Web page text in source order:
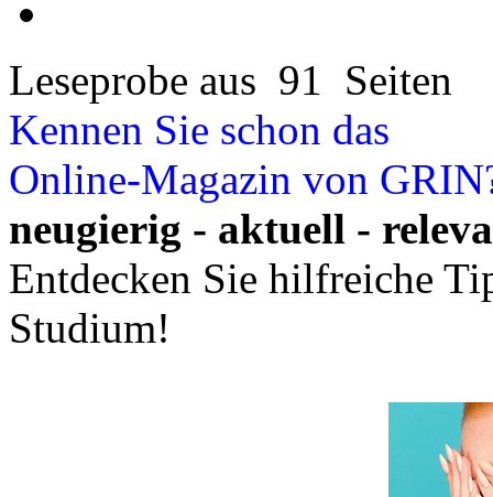
Leseprobe aus 91 Seiten
Kennen Sie schon das
Online-Magazin von
neugierig - aktuell -
Entdecken Sie hilfreiche
Studium!